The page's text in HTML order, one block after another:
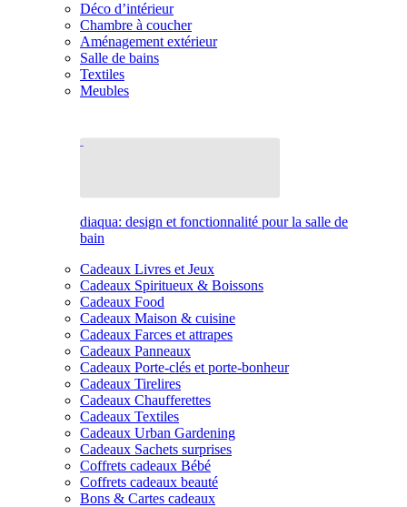
Déco d’intérieur
Chambre à coucher
Aménagement extérieur
Salle de bains
Textiles
Meubles
diaqua: design et fonctionnalité pour la salle de
bain
Cadeaux Livres et Jeux
Cadeaux Spiritueux & Boissons
Cadeaux Food
Cadeaux Maison & cuisine
Cadeaux Farces et attrapes
Cadeaux Panneaux
Cadeaux Porte-clés et porte-bonheur
Cadeaux Tirelires
Cadeaux Chaufferettes
Cadeaux Textiles
Cadeaux Urban Gardening
Cadeaux Sachets surprises
Coffrets cadeaux Bébé
Coffrets cadeaux beauté
Bons & Cartes cadeaux